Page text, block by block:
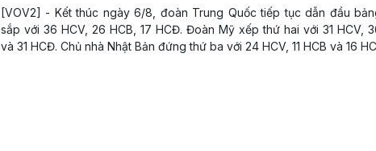
[VOV2] - Kết thúc ngày 6/8, đoàn Trung Quốc tiếp tục dẫn đầu
sắp với 36 HCV, 26 HCB, 17 HCĐ. Đoàn Mỹ xếp thứ hai với 31 HCV,
và 31 HCĐ. Chủ nhà Nhật Bản đứng thứ ba với 24 HCV, 11 HCB và 16